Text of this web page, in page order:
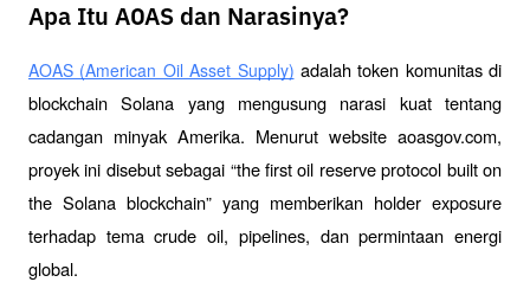
Apa Itu AOAS dan Narasinya?
AOAS (American Oil Asset Supply) adalah token komunitas di
blockchain Solana yang mengusung narasi kuat tentang
cadangan minyak Amerika. Menurut website aoasgov.com,
proyek ini disebut sebagai “the first oil reserve protocol built on
the Solana blockchain” yang memberikan holder exposure
terhadap tema crude oil, pipelines, dan permintaan energi
global.